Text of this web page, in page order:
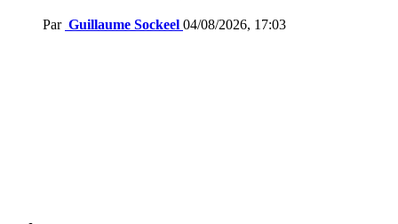
Par Guillaume Sockeel 04/08/2026, 17:03